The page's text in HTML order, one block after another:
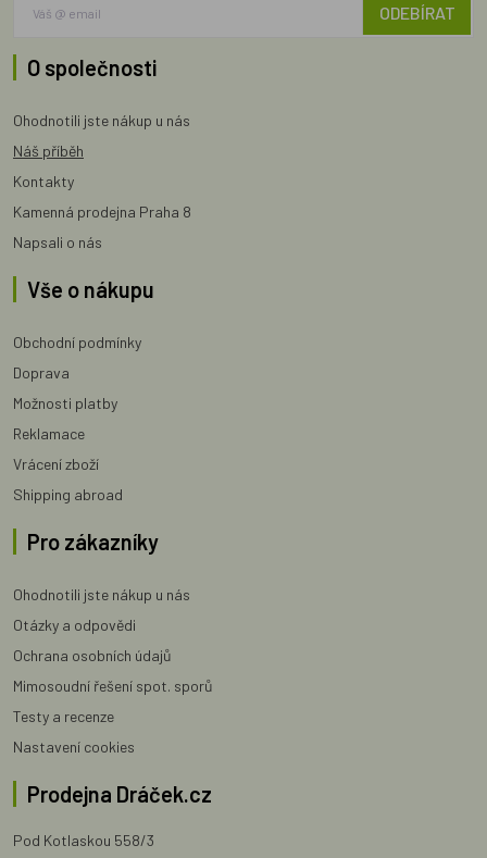
ODEBÍRAT
O společnosti
Ohodnotili jste nákup u nás
Náš příběh
Kontakty
Kamenná prodejna Praha 8
Napsali o nás
Vše o nákupu
Obchodní podmínky
Doprava
Možnosti platby
Reklamace
Vrácení zboží
Shipping abroad
Pro zákazníky
Ohodnotili jste nákup u nás
Otázky a odpovědi
Ochrana osobních údajů
Mimosoudní řešení spot. sporů
Testy a recenze
Nastavení cookies
Prodejna Dráček.cz
Pod Kotlaskou 558/3